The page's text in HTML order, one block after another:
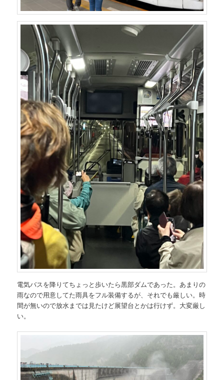
電気バスを降りてちょっと歩いたら黒部ダムであった。あまりの
雨なので用意してた雨具をフル装備するが、それでも厳しい。時
間が無いので放水までは見たけど展望台とかは行けず。大変厳し
い。